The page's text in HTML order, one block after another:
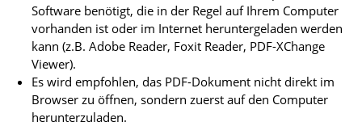
Software benötigt, die in der Regel auf Ihrem Computer
vorhanden ist oder im Internet heruntergeladen werden
kann (z.B. Adobe Reader, Foxit Reader, PDF-XChange
Viewer).
Es wird empfohlen, das PDF-Dokument nicht direkt im
Browser zu öffnen, sondern zuerst auf den Computer
herunterzuladen.